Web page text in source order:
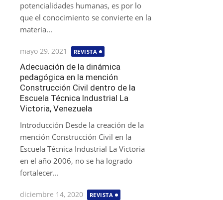
potencialidades humanas, es por lo
que el conocimiento se convierte en la
materia...
Publicada
el
mayo 29, 2021 REVISTA
Adecuación de la dinámica
pedagógica en la mención
Construcción Civil dentro de la
Escuela Técnica Industrial La
Victoria, Venezuela
Introducción Desde la creación de la
mención Construcción Civil en la
Escuela Técnica Industrial La Victoria
en el año 2006, no se ha logrado
fortalecer...
Publicada
diciembre 14, 2020 REVISTA